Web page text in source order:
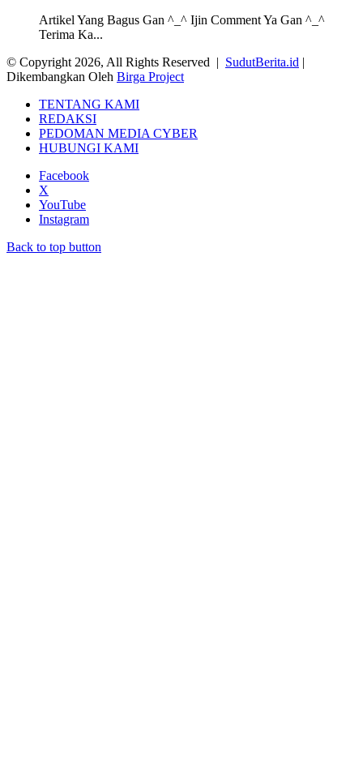
Artikel Yang Bagus Gan ^_^ Ijin Comment Ya Gan ^_^
Terima Ka...
© Copyright 2026, All Rights Reserved | SudutBerita.id |
Dikembangkan Oleh Birga Project
TENTANG KAMI
REDAKSI
PEDOMAN MEDIA CYBER
HUBUNGI KAMI
Facebook
X
YouTube
Instagram
Back to top button